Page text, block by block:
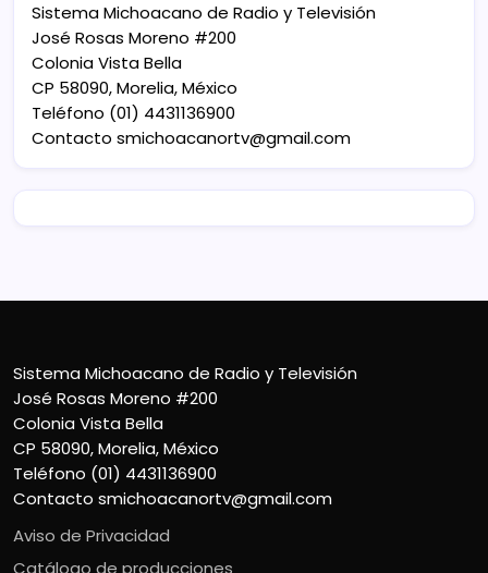
Sistema Michoacano de Radio y Televisión
José Rosas Moreno #200
Colonia Vista Bella
CP 58090, Morelia, México
Teléfono (01) 4431136900
Contacto smichoacanortv@gmail.com
Sistema Michoacano de Radio y Televisión
José Rosas Moreno #200
Colonia Vista Bella
CP 58090, Morelia, México
Teléfono (01) 4431136900
Contacto smichoacanortv@gmail.com
Aviso de Privacidad